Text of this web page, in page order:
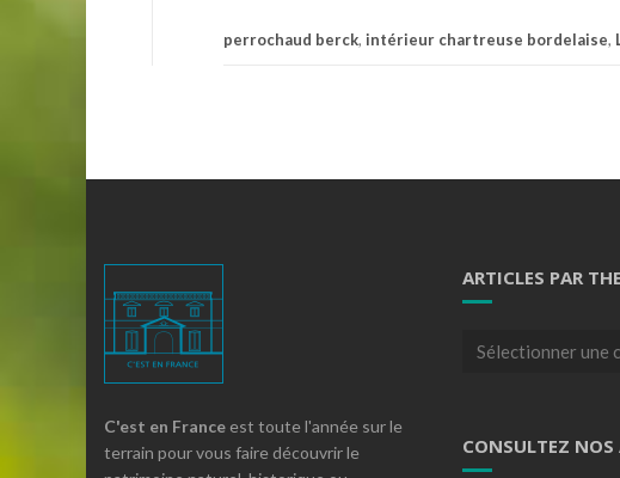
perrochaud berck, intérieur chartreuse bordelaise,
C'est en France est toute l'année sur le
terrain pour vous faire découvrir le
ARTICLES PAR
Articles
CONSULTEZ NOS